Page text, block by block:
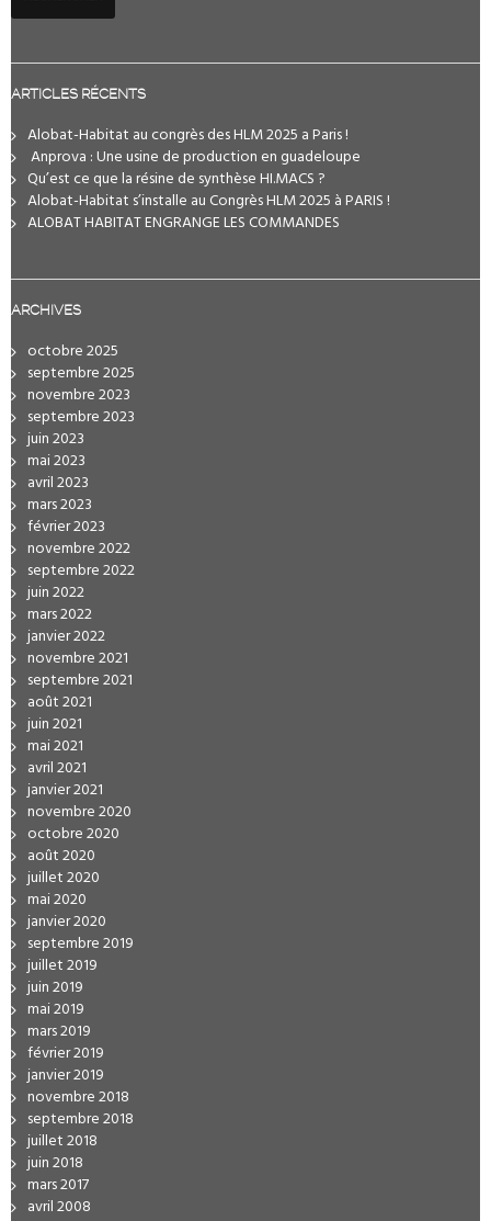
ARTICLES RÉCENTS
Alobat-Habitat au congrès des HLM 2025 a Paris !
️ Anprova : Une usine de production en guadeloupe
Qu’est ce que la résine de synthèse HI.MACS ?
Alobat-Habitat s’installe au Congrès HLM 2025 à PARIS !
ALOBAT HABITAT ENGRANGE LES COMMANDES
ARCHIVES
octobre 2025
septembre 2025
novembre 2023
septembre 2023
juin 2023
mai 2023
avril 2023
mars 2023
février 2023
novembre 2022
septembre 2022
juin 2022
mars 2022
janvier 2022
novembre 2021
septembre 2021
août 2021
juin 2021
mai 2021
avril 2021
janvier 2021
novembre 2020
octobre 2020
août 2020
juillet 2020
mai 2020
janvier 2020
septembre 2019
juillet 2019
juin 2019
mai 2019
mars 2019
février 2019
janvier 2019
novembre 2018
septembre 2018
juillet 2018
juin 2018
mars 2017
avril 2008